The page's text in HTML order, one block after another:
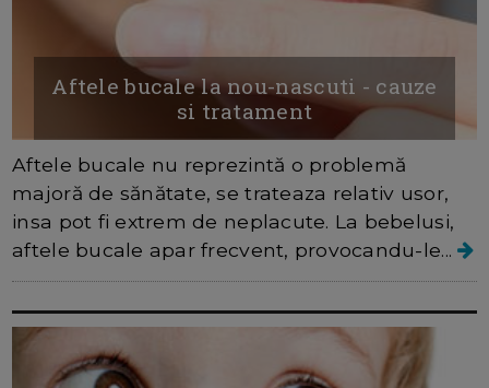
Aftele bucale la nou-nascuti - cauze
si tratament
Aftele bucale nu reprezintă o problemă
majoră de sănătate, se trateaza relativ usor,
insa pot fi extrem de neplacute. La bebelusi,
aftele bucale apar frecvent, provocandu-le...